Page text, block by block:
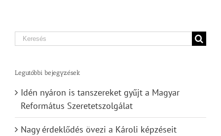
Search
Legutóbbi bejegyzések
Idén nyáron is tanszereket gyűjt a Magyar
Református Szeretetszolgálat
Nagy érdeklődés övezi a Károli képzéseit